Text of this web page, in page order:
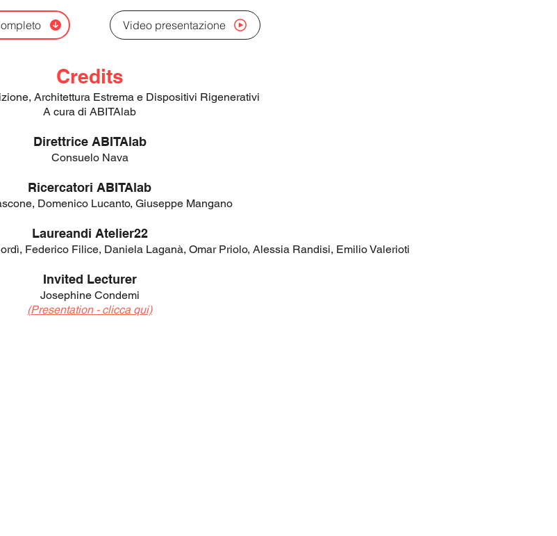
Video presentazione
Credits
Architettura Estrema e Dispositivi Rigenerativi
A cura di ABITAlab
Direttrice ABITAlab
Consuelo Nava
Ricercatori ABITAlab
Domenico Lucanto, Giuseppe Mangano
Laureandi Atelier22
Federico Filice, Daniela Laganà, Omar Priolo, Alessia Randisi, Emilio Valerioti
Invited Lecturer
Josephine Condemi
(Presentation - clicca qui)